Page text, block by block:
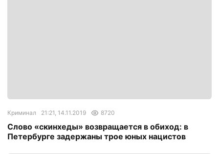
Криминал 21:21, 14.11.2019 8720
Слово «скинхеды» возвращается в обиход: в
Петербурге задержаны трое юных нацистов